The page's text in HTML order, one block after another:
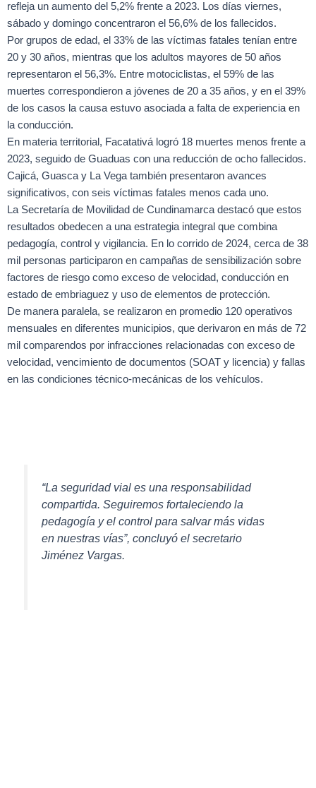
refleja un aumento del 5,2% frente a 2023. Los días viernes,
sábado y domingo concentraron el 56,6% de los fallecidos.
Por grupos de edad, el 33% de las víctimas fatales tenían entre
20 y 30 años, mientras que los adultos mayores de 50 años
representaron el 56,3%. Entre motociclistas, el 59% de las
muertes correspondieron a jóvenes de 20 a 35 años, y en el 39%
de los casos la causa estuvo asociada a falta de experiencia en
la conducción.
En materia territorial, Facatativá logró 18 muertes menos frente a
2023, seguido de Guaduas con una reducción de ocho fallecidos.
Cajicá, Guasca y La Vega también presentaron avances
significativos, con seis víctimas fatales menos cada uno.
La Secretaría de Movilidad de Cundinamarca destacó que estos
resultados obedecen a una estrategia integral que combina
pedagogía, control y vigilancia. En lo corrido de 2024, cerca de 38
mil personas participaron en campañas de sensibilización sobre
factores de riesgo como exceso de velocidad, conducción en
estado de embriaguez y uso de elementos de protección.
De manera paralela, se realizaron en promedio 120 operativos
mensuales en diferentes municipios, que derivaron en más de 72
mil comparendos por infracciones relacionadas con exceso de
velocidad, vencimiento de documentos (SOAT y licencia) y fallas
en las condiciones técnico-mecánicas de los vehículos.
“La seguridad vial es una responsabilidad
compartida. Seguiremos fortaleciendo la
pedagogía y el control para salvar más vidas
en nuestras vías”, concluyó el secretario
Jiménez Vargas.